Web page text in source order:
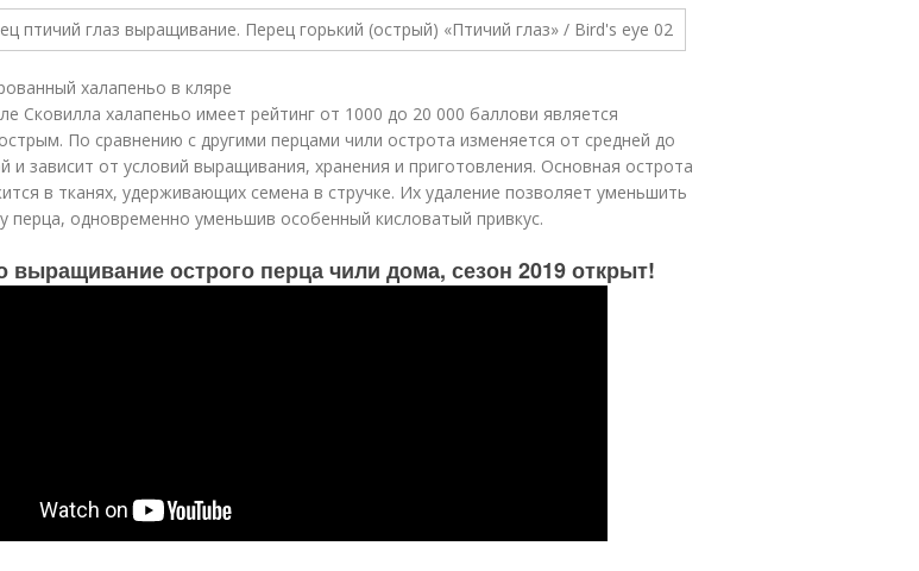
халапеньо в кляре
Сковилла халапеньо имеет рейтинг от 1000 до 20 000 баллови является
По сравнению с другими перцами чили острота изменяется от средней до
и зависит от условий выращивания, хранения и приготовления. Основная острота
в тканях, удерживающих семена в стручке. Их удаление позволяет уменьшить
перца, одновременно уменьшив особенный кисловатый привкус.
выращивание острого перца чили дома, сезон 2019 открыт!